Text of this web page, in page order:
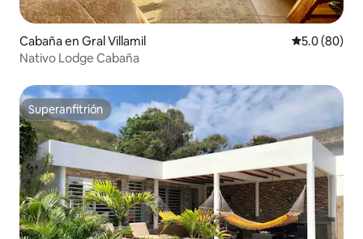
Cabaña en Gral Villamil Calificación
5.0 (80)
Nativo Lodge Cabaña
Superanfitrión
Superanfitrión